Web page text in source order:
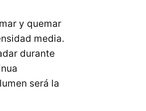
y quemar
media.
durante
será la